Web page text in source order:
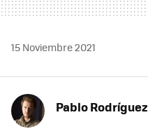
15 Noviembre 2021
Pablo Rodríguez